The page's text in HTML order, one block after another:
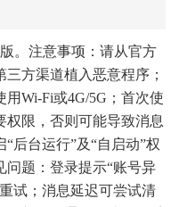
。注意事项：请从官方
方渠道植入恶意程序；
Wi-Fi或4G/5G；首次使
权限，否则可能导致消息
后台运行”及“自启动”权
问题：登录提示“账号异
试；消息延迟可尝试清